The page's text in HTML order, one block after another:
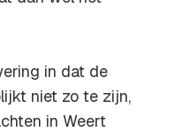
in dat de
niet zo te zijn,
in Weert